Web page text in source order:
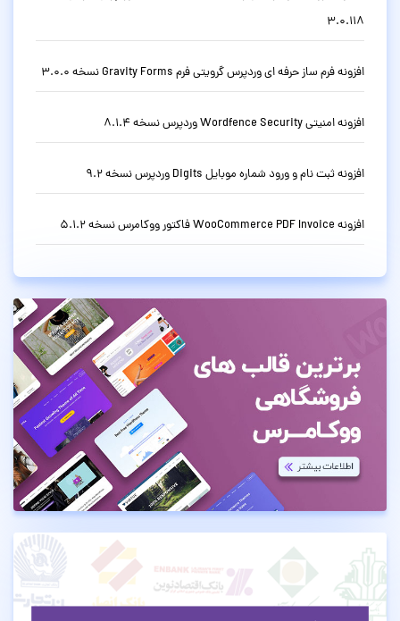
3.0.118
افزونه فرم ساز حرفه ای وردپرس گرویتی فرم Gravity Forms نسخه 3.0.0
افزونه امنیتی Wordfence Security وردپرس نسخه 8.1.4
افزونه ثبت نام و ورود شماره موبایل Digits وردپرس نسخه 9.2
افزونه WooCommerce PDF Invoice فاکتور ووکامرس نسخه 5.1.2